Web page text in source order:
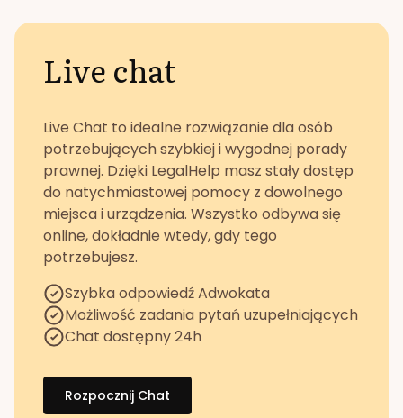
Live chat
Live Chat to idealne rozwiązanie dla osób
potrzebujących szybkiej i wygodnej porady
prawnej. Dzięki LegalHelp masz stały dostęp
do natychmiastowej pomocy z dowolnego
miejsca i urządzenia. Wszystko odbywa się
online, dokładnie wtedy, gdy tego
potrzebujesz.
Szybka odpowiedź Adwokata
Możliwość zadania pytań uzupełniających
Chat dostępny 24h
Rozpocznij Chat